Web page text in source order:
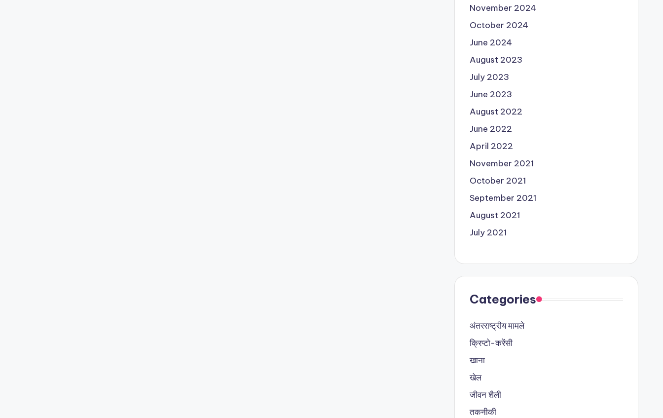
November 2024
October 2024
June 2024
August 2023
July 2023
June 2023
August 2022
June 2022
April 2022
November 2021
October 2021
September 2021
August 2021
July 2021
Categories
अंतरराष्ट्रीय मामले
क्रिप्टो-करेंसी
खाना
खेल
जीवन शैली
तकनीकी